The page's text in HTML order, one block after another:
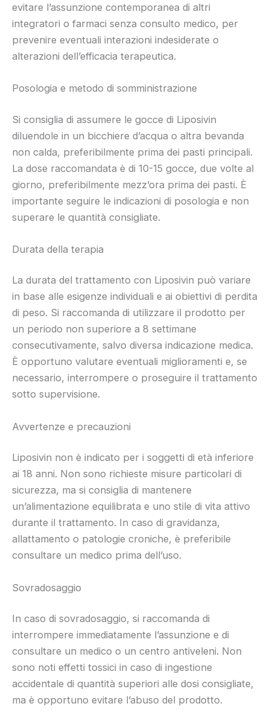
evitare l’assunzione contemporanea di altri
integratori o farmaci senza consulto medico, per
prevenire eventuali interazioni indesiderate o
alterazioni dell’efficacia terapeutica.
Posologia e metodo di somministrazione
Si consiglia di assumere le gocce di Liposivin
diluendole in un bicchiere d’acqua o altra bevanda
non calda, preferibilmente prima dei pasti principali.
La dose raccomandata è di 10-15 gocce, due volte al
giorno, preferibilmente mezz’ora prima dei pasti. È
importante seguire le indicazioni di posologia e non
superare le quantità consigliate.
Durata della terapia
La durata del trattamento con Liposivin può variare
in base alle esigenze individuali e ai obiettivi di perdita
di peso. Si raccomanda di utilizzare il prodotto per
un periodo non superiore a 8 settimane
consecutivamente, salvo diversa indicazione medica.
È opportuno valutare eventuali miglioramenti e, se
necessario, interrompere o proseguire il trattamento
sotto supervisione.
Avvertenze e precauzioni
Liposivin non è indicato per i soggetti di età inferiore
ai 18 anni. Non sono richieste misure particolari di
sicurezza, ma si consiglia di mantenere
un’alimentazione equilibrata e uno stile di vita attivo
durante il trattamento. In caso di gravidanza,
allattamento o patologie croniche, è preferibile
consultare un medico prima dell’uso.
Sovradosaggio
In caso di sovradosaggio, si raccomanda di
interrompere immediatamente l’assunzione e di
consultare un medico o un centro antiveleni. Non
sono noti effetti tossici in caso di ingestione
accidentale di quantità superiori alle dosi consigliate,
ma è opportuno evitare l’abuso del prodotto.